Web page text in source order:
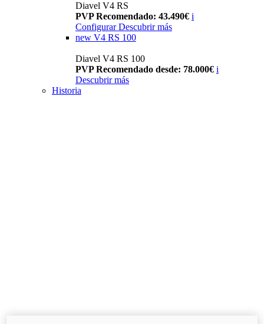
Diavel V4 RS
PVP Recomendado: 43.490€ i
Configurar Descubrir más
new V4 RS 100
Diavel V4 RS 100
PVP Recomendado desde: 78.000€ i
Descubrir más
Historia